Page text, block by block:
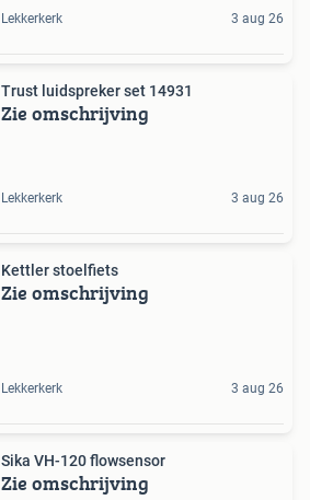
Lekkerkerk 3 aug 26
Trust luidspreker set 14931
Zie omschrijving
Lekkerkerk 3 aug 26
Kettler stoelfiets
Zie omschrijving
Lekkerkerk 3 aug 26
Sika VH-120 flowsensor
Zie omschrijving